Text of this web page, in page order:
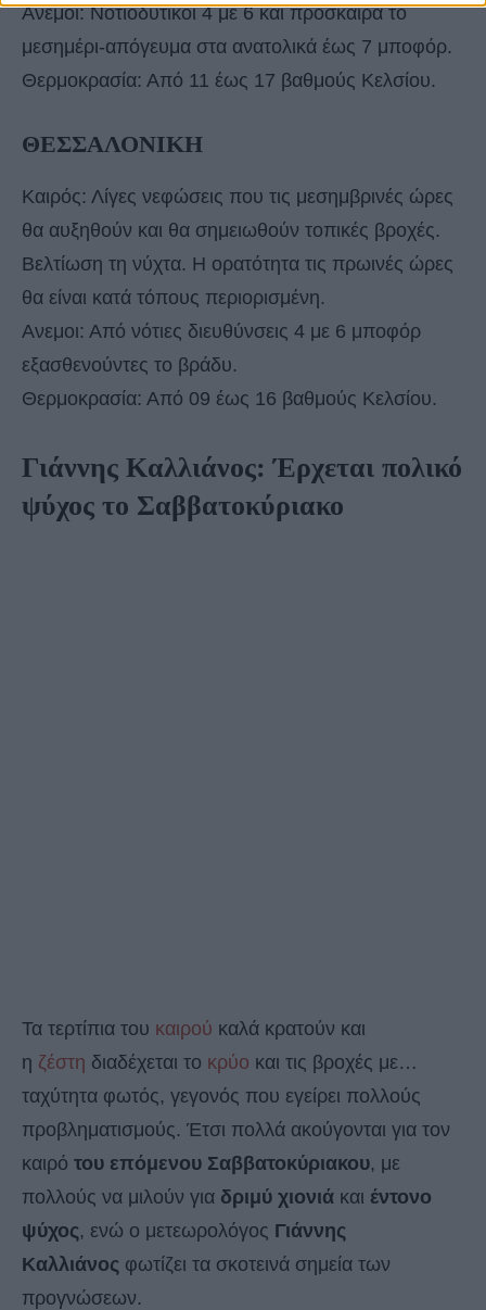
Ανεμοι: Νοτιοδυτικοί 4 με 6 και πρόσκαιρα το
μεσημέρι-απόγευμα στα ανατολικά έως 7 μποφόρ.
Θερμοκρασία: Από 11 έως 17 βαθμούς Κελσίου.
ΘΕΣΣΑΛΟΝΙΚΗ
Καιρός: Λίγες νεφώσεις που τις μεσημβρινές ώρες
θα αυξηθούν και θα σημειωθούν τοπικές βροχές.
Βελτίωση τη νύχτα. Η ορατότητα τις πρωινές ώρες
θα είναι κατά τόπους περιορισμένη.
Ανεμοι: Από νότιες διευθύνσεις 4 με 6 μποφόρ
εξασθενούντες το βράδυ.
Θερμοκρασία: Από 09 έως 16 βαθμούς Κελσίου.
Γιάννης Καλλιάνος: Έρχεται πολικό
ψύχος το Σαββατοκύριακο
Τα τερτίπια του καιρού καλά κρατούν και
η ζέστη διαδέχεται το κρύο και τις βροχές με…
ταχύτητα φωτός, γεγονός που εγείρει πολλούς
προβληματισμούς. Έτσι πολλά ακούγονται για τον
καιρό του επόμενου Σαββατοκύριακου, με
πολλούς να μιλούν για δριμύ χιονιά και έντονο
ψύχος, ενώ ο μετεωρολόγος Γιάννης
Καλλιάνος φωτίζει τα σκοτεινά σημεία των
προγνώσεων.